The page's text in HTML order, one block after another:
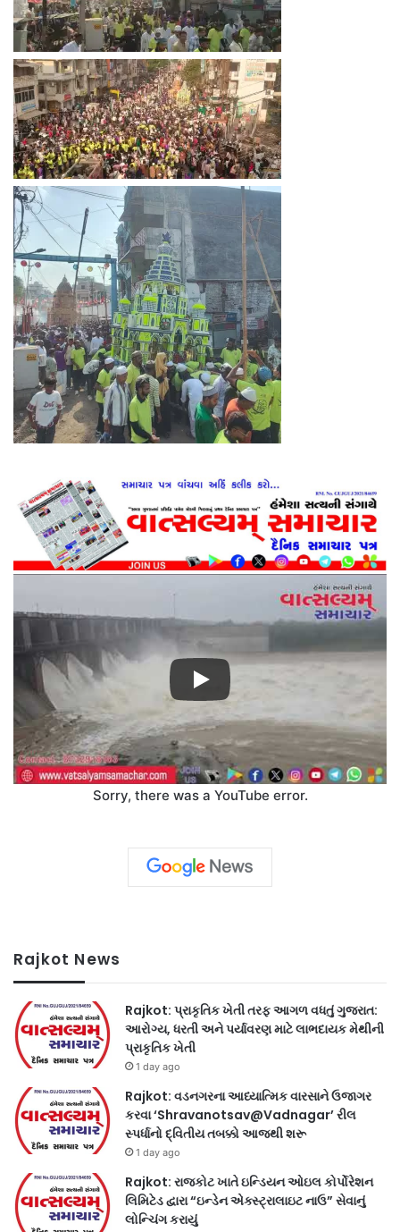
Sorry, there was a YouTube error.
Rajkot News
Rajkot: પ્રાકૃતિક ખેતી તરફ આગળ વધતું ગુજરાત:
આરોગ્ય, ધરતી અને પર્યાવરણ માટે લાભદાયક મેથીની
પ્રાકૃતિક ખેતી
1 day ago
Rajkot: વડનગરના આધ્યાત્મિક વારસાને ઉજાગર
કરવા ‘Shravanotsav@Vadnagar’ રીલ
સ્પર્ધાનો દ્વિતીય તબક્કો આજથી શરૂ
1 day ago
Rajkot: રાજકોટ ખાતે ઇન્ડિયન ઓઇલ કોર્પોરેશન
લિમિટેડ દ્વારા “ઇન્ડેન એક્સ્ટ્રાલાઇટ નાઉ” સેવાનું
લોન્ચિંગ કરાયું